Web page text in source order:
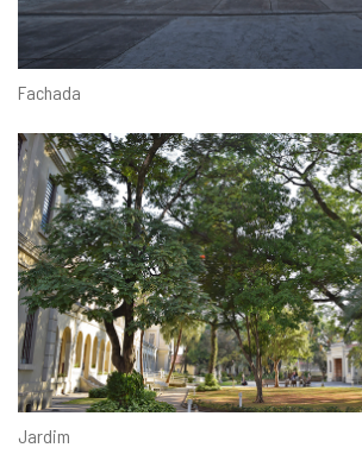
Fachada
Jardim